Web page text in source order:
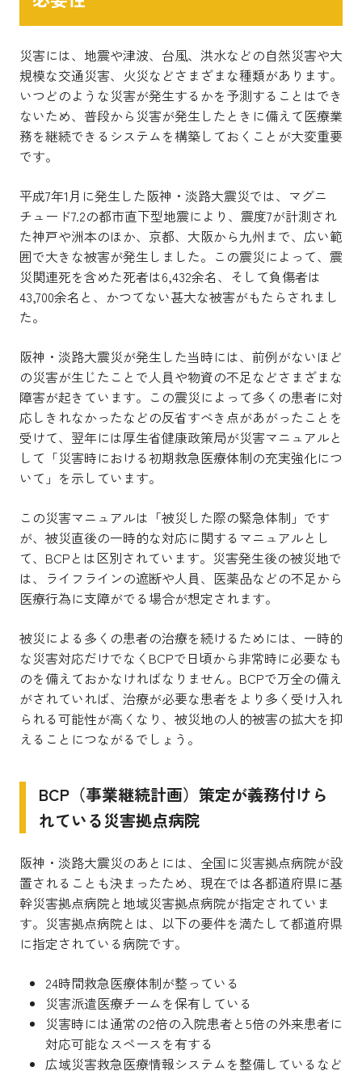
災害には、地震や津波、台風、洪水などの自然災害や大
規模な交通災害、火災などさまざまな種類があります。
いつどのような災害が発生するかを予測することはでき
ないため、普段から災害が発生したときに備えて医療業
務を継続できるシステムを構築しておくことが大変重要
です。
平成7年1月に発生した阪神・淡路大震災では、マグニ
チュード7.2の都市直下型地震により、震度7が計測され
た神戸や洲本のほか、京都、大阪から九州まで、広い範
囲で大きな被害が発生しました。この震災によって、震
災関連死を含めた死者は6,432余名、そして負傷者は
43,700余名と、かつてない甚大な被害がもたらされまし
た。
阪神・淡路大震災が発生した当時には、前例がないほど
の災害が生じたことで人員や物資の不足などさまざまな
障害が起きています。この震災によって多くの患者に対
応しきれなかったなどの反省すべき点があがったことを
受けて、翌年には厚生省健康政策局が災害マニュアルと
して「災害時における初期救急医療体制の充実強化につ
いて」を示しています。
この災害マニュアルは「被災した際の緊急体制」です
が、被災直後の一時的な対応に関するマニュアルとし
て、BCPとは区別されています。災害発生後の被災地で
は、ライフラインの遮断や人員、医薬品などの不足から
医療行為に支障がでる場合が想定されます。
被災による多くの患者の治療を続けるためには、一時的
な災害対応だけでなくBCPで日頃から非常時に必要なも
のを備えておかなければなりません。BCPで万全の備え
がされていれば、治療が必要な患者をより多く受け入れ
られる可能性が高くなり、被災地の人的被害の拡大を抑
えることにつながるでしょう。
BCP（事業継続計画）策定が義務付けら
れている災害拠点病院
阪神・淡路大震災のあとには、全国に災害拠点病院が設
置されることも決まったため、現在では各都道府県に基
幹災害拠点病院と地域災害拠点病院が指定されていま
す。災害拠点病院とは、以下の要件を満たして都道府県
に指定されている病院です。
24時間救急医療体制が整っている
災害派遣医療チームを保有している
災害時には通常の2倍の入院患者と5倍の外来患者に
対応可能なスペースを有する
広域災害救急医療情報システムを整備しているなど